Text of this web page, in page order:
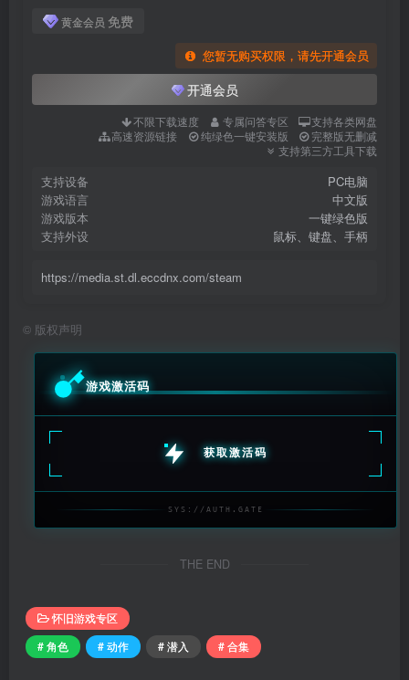
黄金会员 免费
您暂无购买权限，请先开通会员
开通会员
不限下载速度 专属问答专区
支持各类网盘
高速资源链接
纯绿色一键安装版
完整版无删减
支持第三方工具下载
支持设备
PC电脑
游戏语言
中文版
游戏版本
一键绿色版
支持外设
鼠标、键盘、手柄
https://media.st.dl.eccdnx.com/steam
© 版权声明
游戏激活码
获取激活码
SYS://AUTH.GATE
THE END
怀旧游戏专区
# 角色
# 动作 # 潜入 # 合集